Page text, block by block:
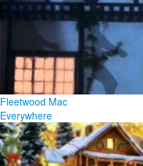
Fleetwood Mac
Everywhere